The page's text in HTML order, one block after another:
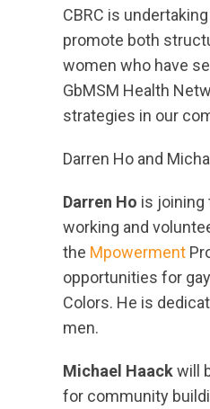
CBRC is
promote both
women who have
GbMSM Health
strategies in our
Darren Ho and
Darren Ho is joining
working and
the Mpowerment
opportunities for
Colors. He is
men.
Michael Haackwill
for community